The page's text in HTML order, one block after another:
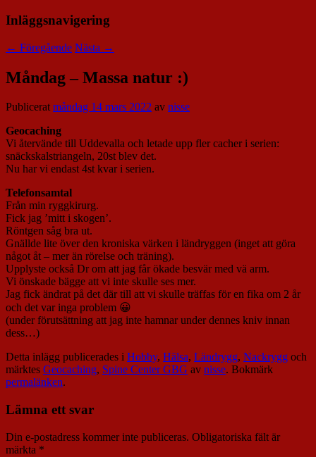
Inläggsnavigering
← Föregående Nästa →
Måndag – Massa natur :)
Publiceratmåndag 14 mars 2022 av nisse
Geocaching
Vi återvände till Uddevalla och letade upp fler cacher i serien:
snäckskalstriangeln, 20st blev det.
Nu har vi endast 4st kvar i serien.
Telefonsamtal
Från min ryggkirurg.
Fick jag ’mitt i skogen’.
Röntgen såg bra ut.
Gnällde lite över den kroniska värken i ländryggen (inget att göra
något åt – mer än rörelse och träning).
Upplyste också Dr om att jag får ökade besvär med vä arm.
Vi önskade bägge att vi inte skulle ses mer.
Jag fick ändrat på det där till att vi skulle träffas för en fika om 2 år
och det var inga problem 😀
(under förutsättning att jag inte hamnar under dennes kniv innan
dess…)
Detta inlägg publicerades i Hobby, Hälsa, Ländrygg, Nackrygg och
märktes Geocaching, Spine Center GBG av nisse. Bokmärk
permalänken.
Lämna ett svar
Din e-postadress kommer inte publiceras. Obligatoriska fält är
märkta *